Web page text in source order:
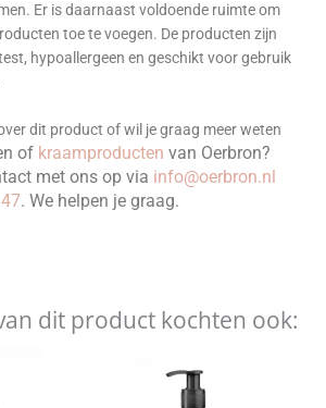
Er is daarnaast voldoende ruimte om
toe te voegen. De producten zijn
hypoallergeen en geschikt voor gebruik
dit product of wil je graag meer weten
of kraamproducten van Oerbron?
met ons op via info@oerbron.nl
. We helpen je graag.
dit product kochten ook: